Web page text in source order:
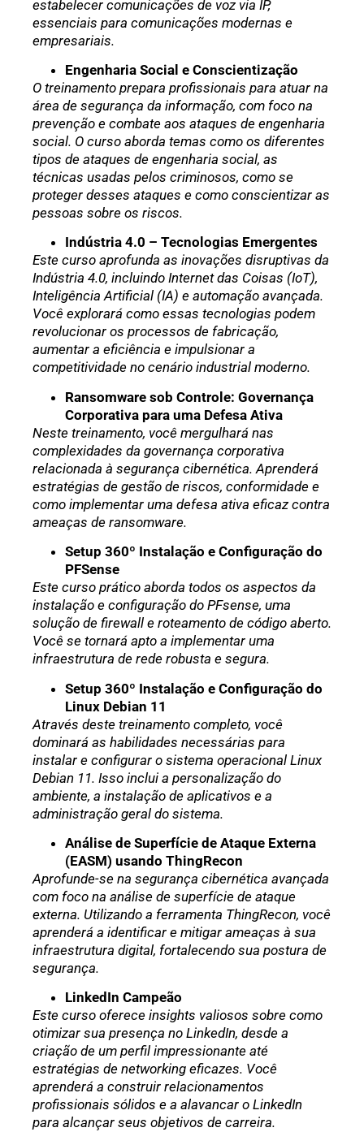
estabelecer comunicações de voz via IP,
essenciais para comunicações modernas e
empresariais.
Engenharia Social e Conscientização
O treinamento prepara profissionais para atuar na
área de segurança da informação, com foco na
prevenção e combate aos ataques de engenharia
social. O curso aborda temas como os diferentes
tipos de ataques de engenharia social, as
técnicas usadas pelos criminosos, como se
proteger desses ataques e como conscientizar as
pessoas sobre os riscos.
Indústria 4.0 – Tecnologias Emergentes
Este curso aprofunda as inovações disruptivas da
Indústria 4.0, incluindo Internet das Coisas (IoT),
Inteligência Artificial (IA) e automação avançada.
Você explorará como essas tecnologias podem
revolucionar os processos de fabricação,
aumentar a eficiência e impulsionar a
competitividade no cenário industrial moderno.
Ransomware sob Controle: Governança
Corporativa para uma Defesa Ativa
Neste treinamento, você mergulhará nas
complexidades da governança corporativa
relacionada à segurança cibernética. Aprenderá
estratégias de gestão de riscos, conformidade e
como implementar uma defesa ativa eficaz contra
ameaças de ransomware.
Setup 360º Instalação e Configuração do
PFSense
Este curso prático aborda todos os aspectos da
instalação e configuração do PFsense, uma
solução de firewall e roteamento de código aberto.
Você se tornará apto a implementar uma
infraestrutura de rede robusta e segura.
Setup 360º Instalação e Configuração do
Linux Debian 11
Através deste treinamento completo, você
dominará as habilidades necessárias para
instalar e configurar o sistema operacional Linux
Debian 11. Isso inclui a personalização do
ambiente, a instalação de aplicativos e a
administração geral do sistema.
Análise de Superfície de Ataque Externa
(EASM) usando ThingRecon
Aprofunde-se na segurança cibernética avançada
com foco na análise de superfície de ataque
externa. Utilizando a ferramenta ThingRecon, você
aprenderá a identificar e mitigar ameaças à sua
infraestrutura digital, fortalecendo sua postura de
segurança.
LinkedIn Campeão
Este curso oferece insights valiosos sobre como
otimizar sua presença no LinkedIn, desde a
criação de um perfil impressionante até
estratégias de networking eficazes. Você
aprenderá a construir relacionamentos
profissionais sólidos e a alavancar o LinkedIn
para alcançar seus objetivos de carreira.